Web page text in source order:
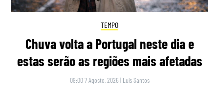
TEMPO
Chuva volta a Portugal neste dia e
estas serão as regiões mais afetadas
09:00 7 Agosto, 2026 | Luís Santos